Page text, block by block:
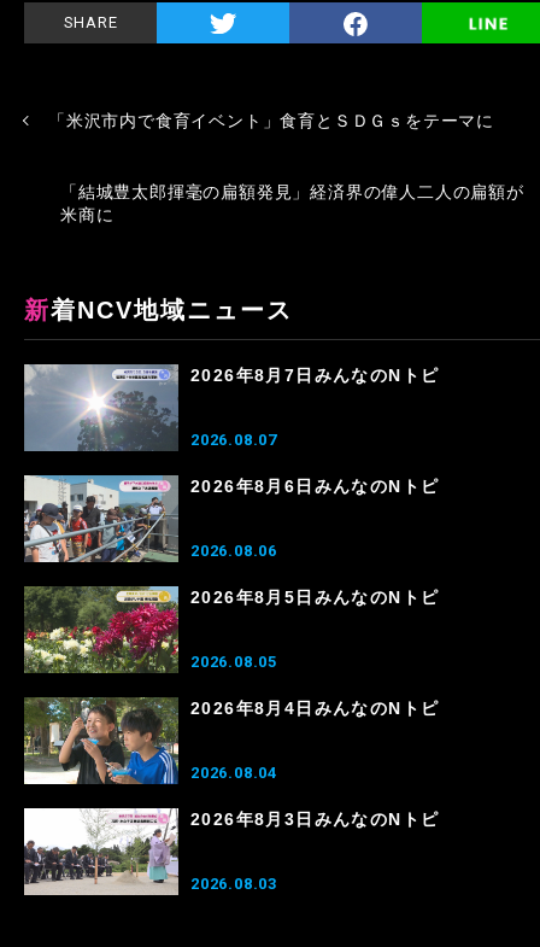
SHARE
「米沢市内で食育イベント」食育とＳＤＧｓをテーマに
「結城豊太郎揮毫の扁額発見」経済界の偉人二人の扁額が
米商に
新着NCV地域ニュース
2026年8月7日みんなのNトピ
2026.08.07
2026年8月6日みんなのNトピ
2026.08.06
2026年8月5日みんなのNトピ
2026.08.05
2026年8月4日みんなのNトピ
2026.08.04
2026年8月3日みんなのNトピ
2026.08.03